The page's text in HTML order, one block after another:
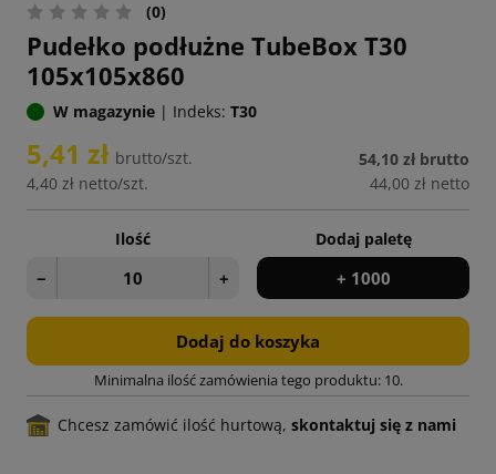
(0)
Pudełko podłużne TubeBox T30
105x105x860
W magazynie | Indeks: T30
5,41 zł brutto/szt.
4,40 zł netto/szt.
54,10 zł brutto
44,00 zł netto
Ilość
− +
Dodaj paletę
+ 1000
Dodaj do koszyka
Minimalna ilość zamówienia tego produktu: 10.
Chcesz zamówić ilość hurtową, skontaktuj się z nami